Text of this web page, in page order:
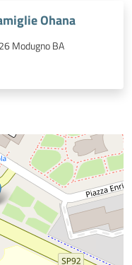
Ohana
Modugno BA